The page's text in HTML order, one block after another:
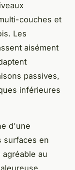
couches et
Les
aisément
passives,
inférieures
d'une
surfaces en
au